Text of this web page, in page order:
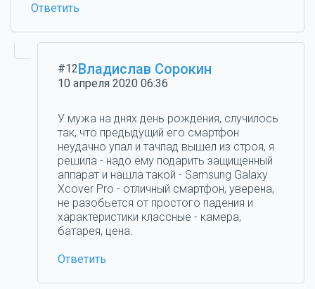
Ответить
#12Владислав Сорокин
10 апреля 2020 06:36
У мужа на днях день рождения, случилось
так, что предыдущий его смартфон
неудачно упал и тачпад вышел из строя, я
решила - надо ему подарить защищенный
аппарат и нашла такой - Samsung Galaxy
Xcover Pro - отличный смартфон, уверена,
не разобьется от простого падения и
характеристики классные - камера,
батарея, цена.
Ответить